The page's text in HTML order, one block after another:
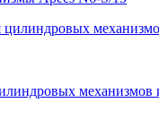
механизмов